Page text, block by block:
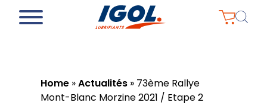
Home »Actualités » 73ème Rallye
Mont-Blanc Morzine 2021 / Etape 2